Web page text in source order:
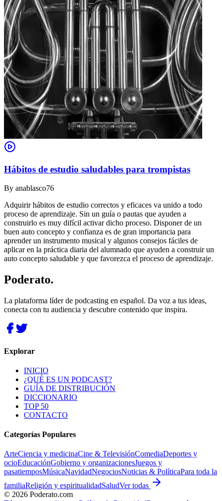
Hábitos de estudio saludables para trompistas
By anablasco76
Adquirir hábitos de estudio correctos y eficaces va unido a todo
proceso de aprendizaje. Sin un guía o pautas que ayuden a
construirlo es muy difícil activar dicho proceso. Disponer de un
buen auto concepto y confianza es de gran importancia para
aprender un instrumento musical y algunos consejos fáciles de
aplicar en la práctica diaria del alumnado que ayuden a construir un
auto concepto saludable y que favorezca el proceso de aprendizaje.
Poderato.
La plataforma líder de podcasting en español. Da voz a tus ideas,
conecta con tu audiencia y descubre contenido que inspira.
Explorar
INICIO
¿QUÉ ES UN PODCAST?
GUÍA DE DISTRIBUCIÓN
DICCIONARIO
TOP 50
CONTACTO
Categorías Populares
ArteCiencia y medicinaCine & TelevisiónComediaDeportes y
ocioEducaciónGobierno y organizacionesJuegos y
pasatiemposMúsicaNavidadNegociosNoticias & PolíticaPara toda la
familiaReligión y espiritualidadSaludVer todas
© 2026 Poderato.com